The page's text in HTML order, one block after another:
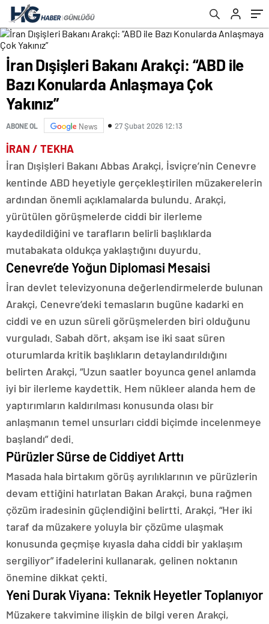
İran Dışişleri Bakanı Arakçi: “ABD ile
Bazı Konularda Anlaşmaya Çok
Yakınız”
ABONE OL News 27 Şubat 2026 12:13
İRAN / TEKHA
İran Dışişleri Bakanı Abbas Arakçi, İsviçre’nin Cenevre
kentinde ABD heyetiyle gerçekleştirilen müzakerelerin
ardından önemli açıklamalarda bulundu. Arakçi,
yürütülen görüşmelerde ciddi bir ilerleme
kaydedildiğini ve tarafların belirli başlıklarda
mutabakata oldukça yaklaştığını duyurdu.
Cenevre’de Yoğun Diplomasi Mesaisi
İran devlet televizyonuna değerlendirmelerde bulunan
Arakçi, Cenevre’deki temasların bugüne kadarki en
ciddi ve en uzun süreli görüşmelerden biri olduğunu
vurguladı. Sabah dört, akşam ise iki saat süren
oturumlarda kritik başlıkların detaylandırıldığını
belirten Arakçi, “Uzun saatler boyunca genel anlamda
iyi bir ilerleme kaydettik. Hem nükleer alanda hem de
yaptırımların kaldırılması konusunda olası bir
anlaşmanın temel unsurları ciddi biçimde incelenmeye
başlandı” dedi.
Pürüzler Sürse de Ciddiyet Arttı
Masada hala birtakım görüş ayrılıklarının ve pürüzlerin
devam ettiğini hatırlatan Bakan Arakçi, buna rağmen
çözüm iradesinin güçlendiğini belirtti. Arakçi, “Her iki
taraf da müzakere yoluyla bir çözüme ulaşmak
konusunda geçmişe kıyasla daha ciddi bir yaklaşım
sergiliyor” ifadelerini kullanarak, gelinen noktanın
önemine dikkat çekti.
Yeni Durak Viyana: Teknik Heyetler Toplanıyor
Müzakere takvimine ilişkin de bilgi veren Arakçi,